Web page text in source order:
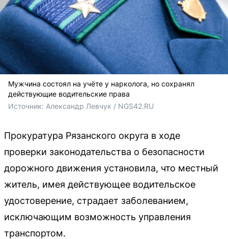
Мужчина состоял на учёте у нарколога, но сохранял
действующие водительские права
Источник: Александр Левчук / NGS42.RU
Прокуратура Рязанского округа в ходе
проверки законодательства о безопасности
дорожного движения установила, что местный
житель, имея действующее водительское
удостоверение, страдает заболеванием,
исключающим возможность управления
транспортом.